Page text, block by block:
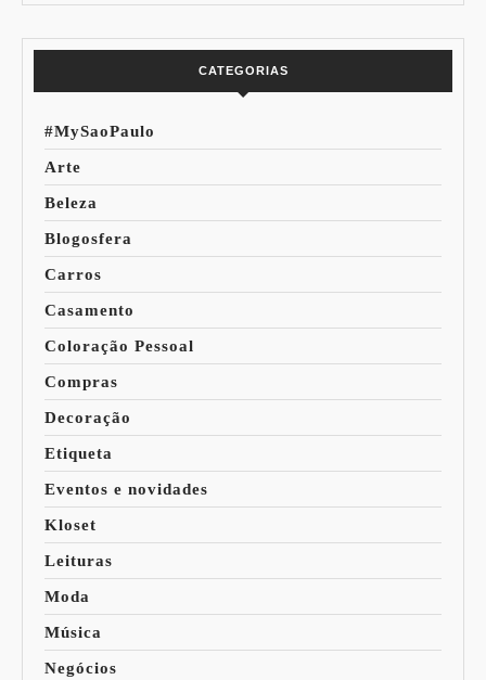
CATEGORIAS
#MySaoPaulo
Arte
Beleza
Blogosfera
Carros
Casamento
Coloração Pessoal
Compras
Decoração
Etiqueta
Eventos e novidades
Kloset
Leituras
Moda
Música
Negócios